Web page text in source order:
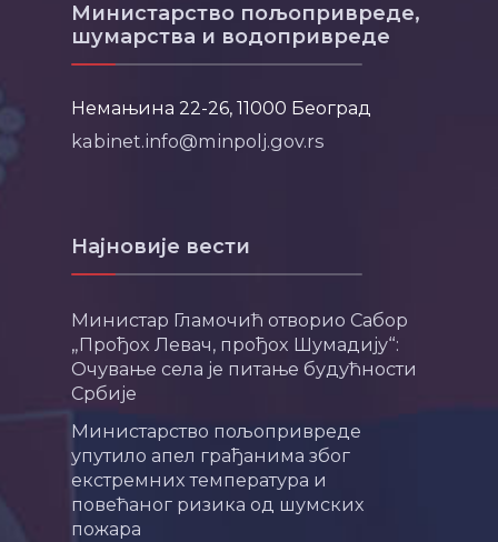
Министарство пољопривреде,
шумарства и водопривреде
Немањина 22-26, 11000 Београд
kabinet.info@minpolj.gov.rs
Најновије вести
Министар Гламочић отворио Сабор
„Прођох Левач, прођох Шумадију“:
Очување села је питање будућности
Србије
Министарство пољопривреде
упутило апел грађанима због
екстремних температура и
повећаног ризика од шумских
пожара